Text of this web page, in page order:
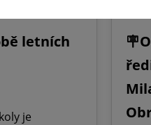
letních
je